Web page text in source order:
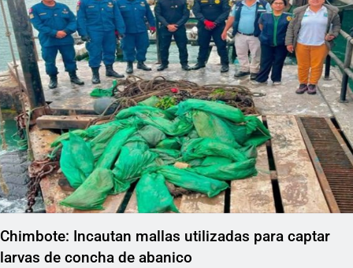
Chimbote: Incautan mallas utilizadas para captar
larvas de concha de abanico